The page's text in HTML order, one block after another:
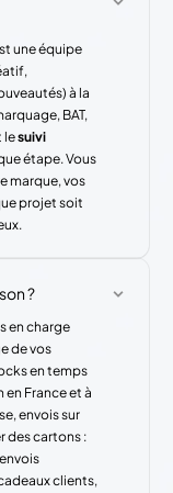
une équipe
à la
BAT,
lesuivi
étape. Vous
marque, vos
projet soit
?
en charge
de vos
en temps
France et à
envois sur
des cartons :
clients,